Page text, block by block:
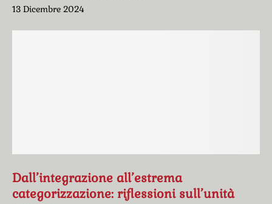
13 Dicembre 2024
Dall’integrazione all’estrema
categorizzazione: riflessioni sull’unità